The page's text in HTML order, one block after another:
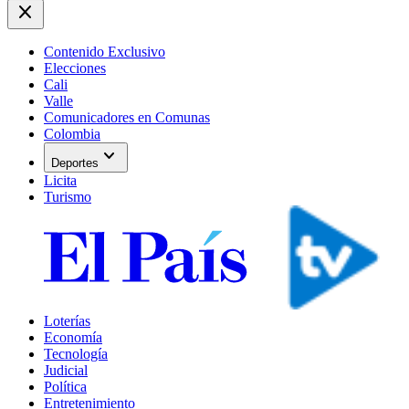
close
Contenido Exclusivo
Elecciones
Cali
Valle
Comunicadores en Comunas
Colombia
Deportes expand_more
Licita
Turismo
Loterías
Economía
Tecnología
Judicial
Política
Entretenimiento